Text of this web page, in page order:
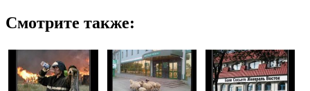
Смотрите также: